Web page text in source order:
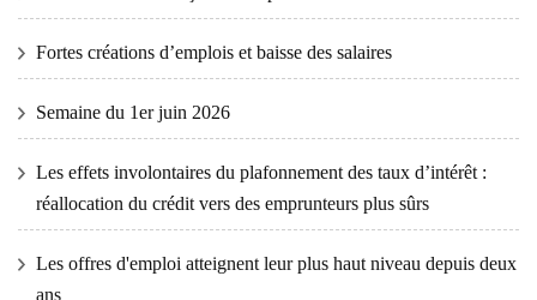
Fortes créations d’emplois et baisse des salaires
Semaine du 1er juin 2026
Les effets involontaires du plafonnement des taux d’intérêt :
réallocation du crédit vers des emprunteurs plus sûrs
Les offres d'emploi atteignent leur plus haut niveau depuis deux
ans